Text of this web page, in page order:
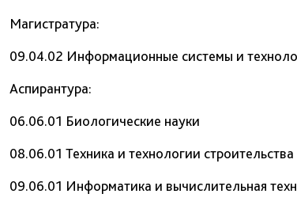
Магистратура:
09.04.02 Информационные системы и
Аспирантура:
06.06.01 Биологические науки
08.06.01 Техника и технологии строительства
09.06.01 Информатика и вычислительная